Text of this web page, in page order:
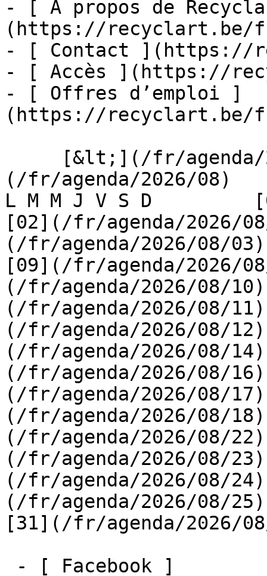
- [ À propos de
(https://recyclart.be/
- [ Contact ](https://
- [ Accès ](https://
- [ Offres d’emploi ]
(https://recyclart.be/
(/fr/agenda/2026/08)
L M M J V S D
[02](/fr/agenda/2026/
(/fr/agenda/2026/08/
[09](/fr/agenda/2026/
(/fr/agenda/2026/08/
(/fr/agenda/2026/08/
(/fr/agenda/2026/08/
(/fr/agenda/2026/08/
(/fr/agenda/2026/08/
(/fr/agenda/2026/08/
(/fr/agenda/2026/08/
(/fr/agenda/2026/08/
(/fr/agenda/2026/08/
(/fr/agenda/2026/08/
(/fr/agenda/2026/08/
[31](/fr/agenda/